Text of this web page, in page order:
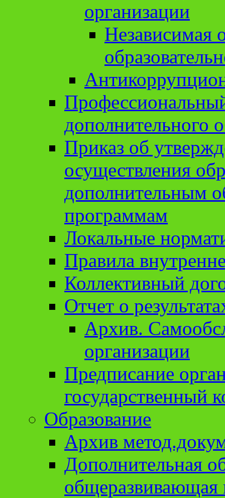
организации
Независимая
дополнительного
Приказ об
осуществления
дополнительным
программам
Локальные
Правила
Коллективный
Отчет о
Архив.
организации
Предписание
государственный
Образование
Архив
Дополнительная